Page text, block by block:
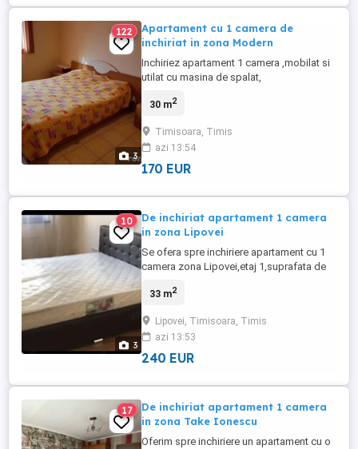
3
122
Apartament cu 1 camera de
inchiriat in zona Modern
Inchiriez apartament 1 camera ,mobilat si
utilat cu masina de spalat,
microunde,televizor,racoros vara si
termen lung . Suprafata utila este de 30
mp. Etaj 1
30 m2
Timisoara, Timis
azi 13:54
170 EUR
3
10
De inchiriat apartament 1 camera
in zona Lipovei
Se ofera spre inchiriere apartament cu 1
camera zona Lipovei,etaj 1,suprafata de
diverse puncte de interes,precum
marketuri,piete,farmacii,banci.Persoanele
interesate,sunt rugate sa sune la nr de tel
din anunt!
33 m2
Lipovei, Timisoara, Timis
azi 13:53
240 EUR
17
De inchiriat apartament 1 camera
in zona Take Ionescu
Oferim spre inchiriere un apartament cu o